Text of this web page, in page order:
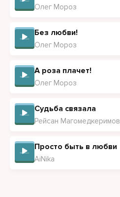
Олег Мороз
Без любви!
Олег Мороз
А роза плачет!
Олег Мороз
Судьба связала
Рейсан Магомедкеримов
Просто быть в любви
AiNika